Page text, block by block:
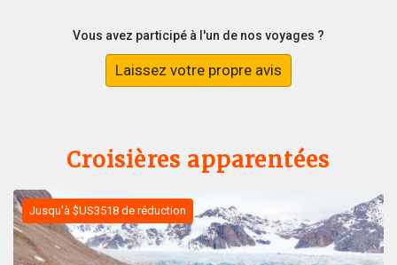
Vous avez participé à l'un de nos voyages ?
Laissez votre propre avis
Croisières apparentées
Jusqu'à $US3518 de réduction